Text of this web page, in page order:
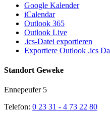
Google Kalender
iCalendar
Outlook 365
Outlook Live
.ics-Datei exportieren
Exportiere Outlook .ics
Standort Geweke
Ennepeufer 5
Telefon: 0 23 31 - 4 73 22 80